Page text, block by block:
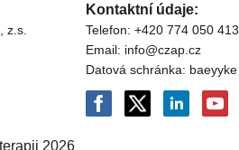
z.s.
Kontaktní údaje:
Telefon: +420 774 050 413
Email: info@czap.cz
Datová schránka: baeyyke
2026